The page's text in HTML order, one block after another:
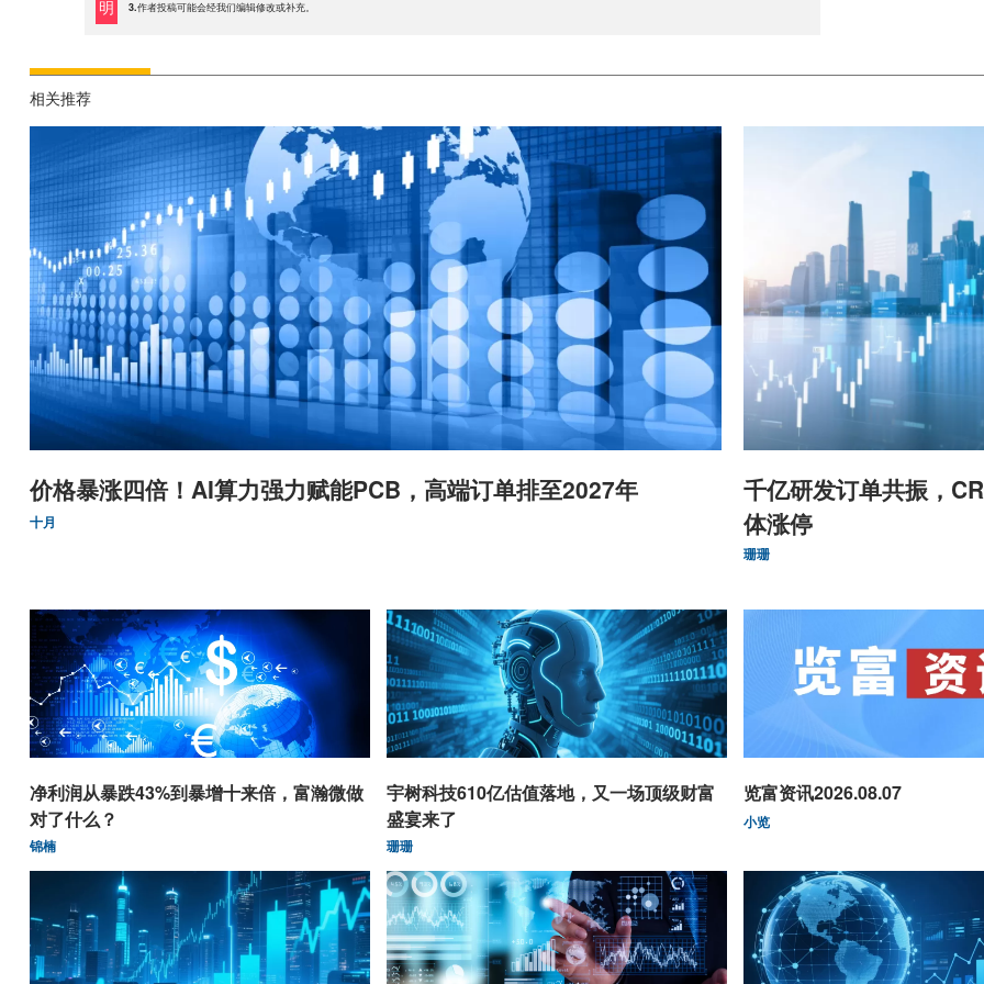
明 3.作者投稿可能会经我们编辑修改或补充。
相关推荐
价格暴涨四倍！AI算力强力赋能PCB，高端订单排至2027年
十月
千亿研发订单共振，
体涨停
珊珊
净利润从暴跌43%到暴增十来倍，富瀚微做
对了什么？
锦楠
宇树科技610亿估值落地，又一场顶级财富
盛宴来了
珊珊
览富资讯2026.08.07
小览